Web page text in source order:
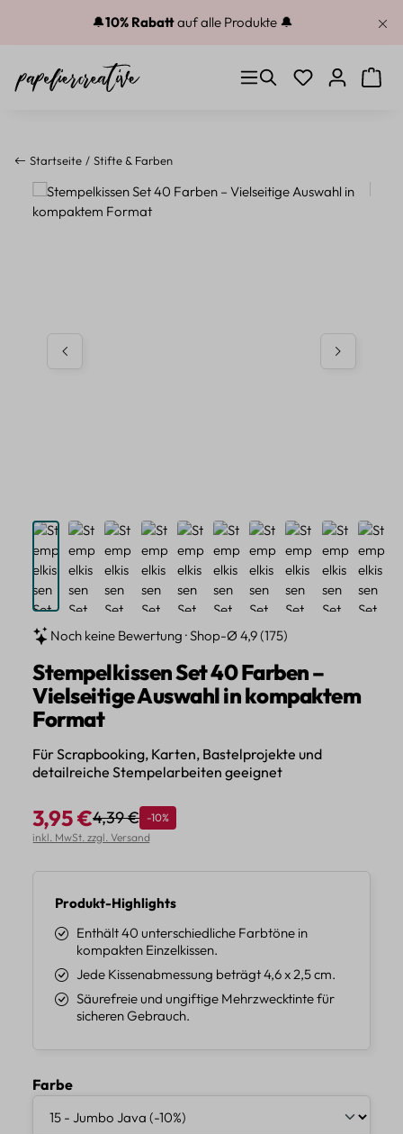
Zum Hauptinhalt springen
🔔10% Rabattauf alle Produkte 🔔
Du hast 0
Startseite Stifte & Farben
Bildergalerie überspringen
Noch keine Bewertung · Shop-Ø 4,9 (175)
Stempelkissen Set 40 Farben –
Vielseitige Auswahl in kompaktem
Format
Für Scrapbooking, Karten, Bastelprojekte und
detailreiche Stempelarbeiten geeignet
Verkaufspreis:
3,95 €Regulärer Preis:
4,39 € Rabatt
-10%
inkl. MwSt. zzgl. Versand
Produkt-Highlights
Enthält 40 unterschiedliche Farbtöne in
kompakten Einzelkissen.
Jede Kissenabmessung beträgt 4,6 x 2,5 cm.
Säurefreie und ungiftige Mehrzwecktinte für
sicheren Gebrauch.
Farbeauswählen